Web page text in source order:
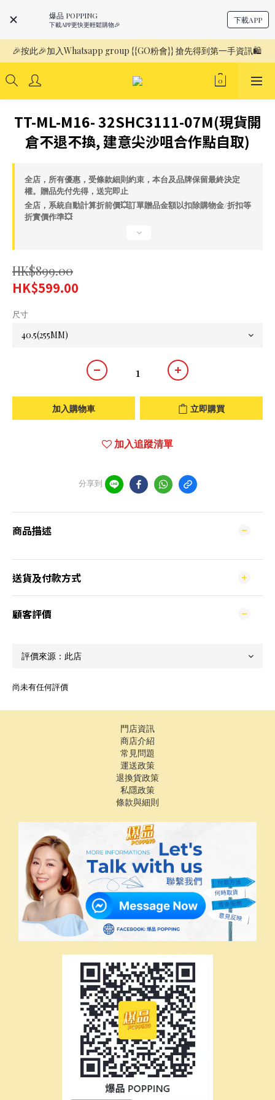
爆品 POPPING
下載APP更快更輕鬆購物🎉 下載APP
TT-ML-M16- 32SHC3111-07M(現貨開
倉不退不換, 建意尖沙咀合作點自取)
全店，所有優惠，受條款細則約束，本台及品牌保留最終決定
權。贈品先付先得，送完即止
全店，系統自動計算折前價💥訂單贈品金額以扣除購物金/折扣等
折實價作準💥
HK$899.00
HK$599.00
尺寸
加入購物車 立即購買
加入追蹤清單
分享到
商品描述
送貨及付款方式
顧客評價
尚未有任何評價
門店資訊
商店介紹
常見問題
運送政策
退換貨政策
私隱政策
條款與細則